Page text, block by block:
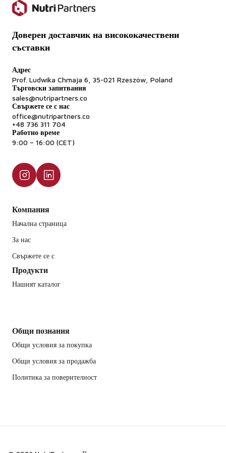
Доверен доставчик на висококачествени
съставки
Адрес
Prof. Ludwika Chmaja 6, 35-021 Rzeszów, Poland
Търговски запитвания
sales@nutripartners.co
Свържете се с нас
office@nutripartners.co
+48 736 311 704
Работно време
9:00 – 16:00 (CET)
Компания
Начална страница
За нас
Свържете се с
Продукти
Нашият каталог
Общи познания
Общи условия за покупка
Общи условия за продажба
Политика за поверителност